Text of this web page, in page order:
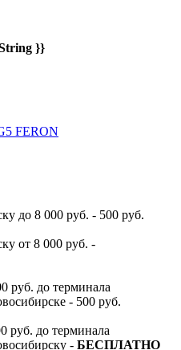
}}
FERON
до 8 000 руб. - 500 руб.
от 8 000 руб. -
руб. до терминала
- 500 руб.
руб. до терминала
- БЕСПЛАТНО